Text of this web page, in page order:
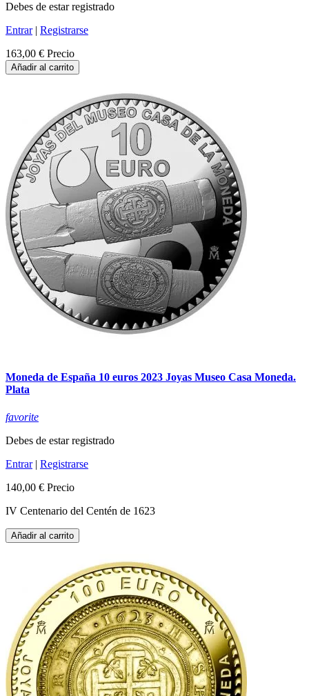
Debes de estar registrado
Entrar| Registrarse
163,00 € Precio
Añadir al carrito
Moneda de España 10 euros 2023 Joyas Museo Casa Moneda.
Plata
favorite
Debes de estar registrado
Entrar| Registrarse
140,00 € Precio
IV Centenario del Centén de 1623
Añadir al carrito